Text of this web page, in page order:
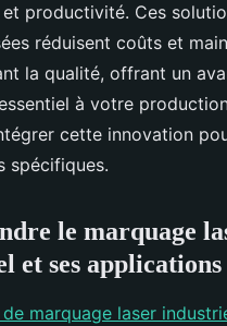
productivité. Ces
réduisent coûts et
la qualité, offrant un
à votre
cette innovation
spécifiques.
le marquage
et ses applications
marquage laser